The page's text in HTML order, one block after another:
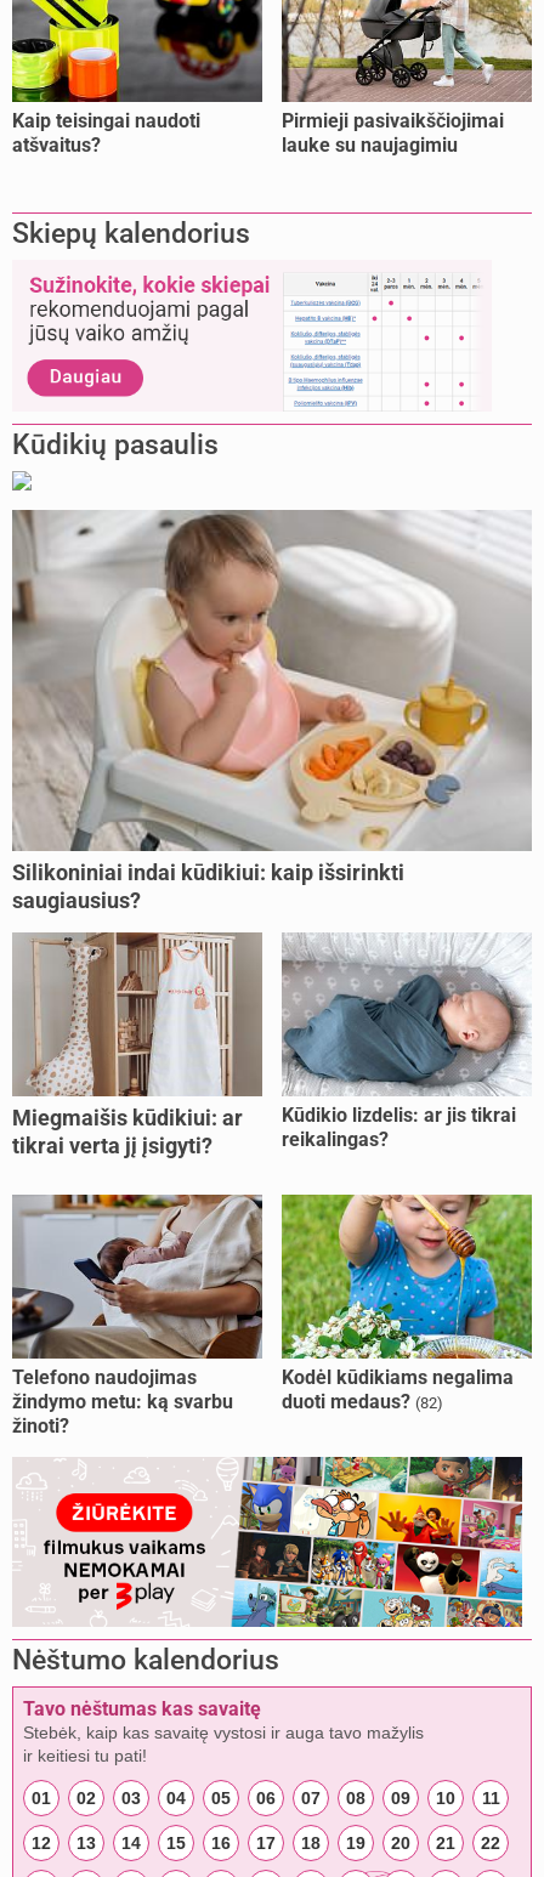
Kaip teisingai naudoti
atšvaitus?
Pirmieji pasivaikščiojimai
lauke su naujagimiu
Skiepų kalendorius
Kūdikių pasaulis
Silikoniniai indai kūdikiui: kaip išsirinkti
saugiausius?
Miegmaišis kūdikiui: ar
tikrai verta jį įsigyti?
Kūdikio lizdelis: ar jis tikrai
reikalingas?
Telefono naudojimas
žindymo metu: ką svarbu
žinoti?
Kodėl kūdikiams negalima
duoti medaus? (82)
Nėštumo kalendorius
Tavo nėštumas kas savaitę
Stebėk, kaip kas savaitę vystosi ir auga tavo mažylis
ir keitiesi tu pati!
01 02 03 04 05 06 07 08 09 10 11
12 13 14 15 16 17 18 19 20 21 22